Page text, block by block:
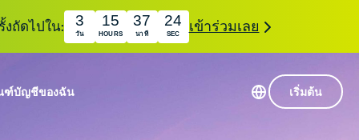
งถัดไปใน: 3
วัน
15
HOURS
37
นาที
23
SEC เข้าร่วมเลย
ฑ์บัญชีของฉัน เริ่มต้น